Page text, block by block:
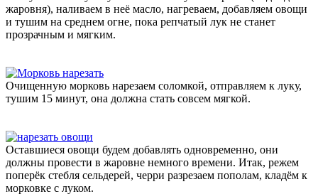
жаровня), наливаем в неё масло, нагреваем, добавляем овощи
и тушим на среднем огне, пока репчатый лук не станет
прозрачным и мягким.
Очищенную морковь нарезаем соломкой, отправляем к луку,
тушим 15 минут, она должна стать совсем мягкой.
Оставшиеся овощи будем добавлять одновременно, они
должны провести в жаровне немного времени. Итак, режем
поперёк стебля сельдерей, черри разрезаем пополам, кладём к
морковке с луком.